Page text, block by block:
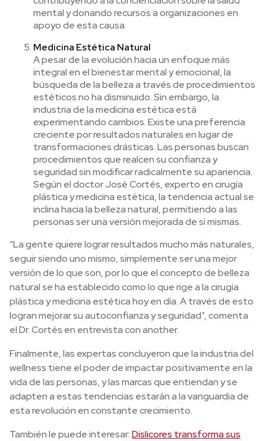
mental y donando recursos a organizaciones en
apoyo de esta causa.
Medicina Estética Natural
A pesar de la evolución hacia un enfoque más
integral en el bienestar mental y emocional, la
búsqueda de la belleza a través de procedimientos
estéticos no ha disminuido. Sin embargo, la
industria de la medicina estética está
experimentando cambios. Existe una preferencia
creciente por resultados naturales en lugar de
transformaciones drásticas. Las personas buscan
procedimientos que realcen su confianza y
seguridad sin modificar radicalmente su apariencia.
Según el doctor José Cortés, experto en cirugía
plástica y medicina estética, la tendencia actual se
inclina hacia la belleza natural, permitiendo a las
personas ser una versión mejorada de sí mismas.
“La gente quiere lograr resultados mucho más naturales,
seguir siendo uno mismo, simplemente ser una mejor
versión de lo que son, por lo que el concepto de belleza
natural se ha establecido como lo que rige a la cirugía
plástica y medicina estética hoy en día. A través de esto
logran mejorar su autoconfianza y seguridad”, comenta
el Dr. Cortés en entrevista con another.
Finalmente, las expertas concluyeron que la industria del
wellness tiene el poder de impactar positivamente en la
vida de las personas, y las marcas que entiendan y se
adapten a estas tendencias estarán a la vanguardia de
esta revolución en constante crecimiento.
También le puede interesar:Dislicores transforma sus